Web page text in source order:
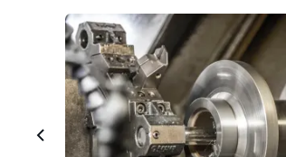
overname van deze
Een startende ondernemer
zonder vanaf nul te
Een leasemaatschappij
integratie van